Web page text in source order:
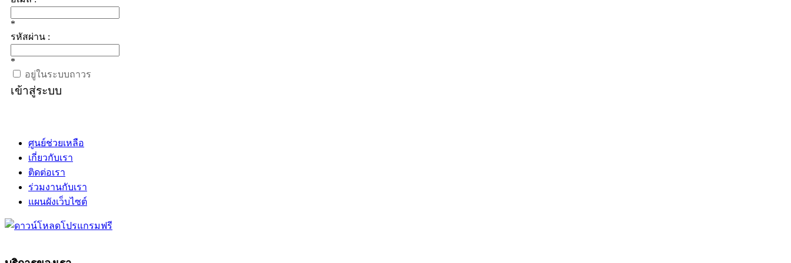
*
รหัสผ่าน :
*
อยู่ในระบบถาวร
เข้าสู่ระบบ
ศูนย์ช่วยเหลือ
เกี่ยวกับเรา
ติดต่อเรา
ร่วมงานกับเรา
แผนผังเว็บไซต์